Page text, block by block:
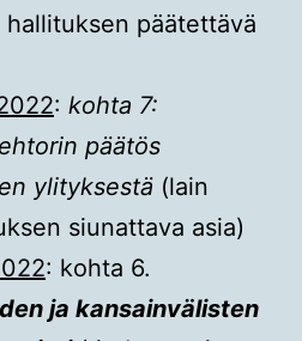
hallituksen päätettävä
: kohta 7:
päätös
ylityksestä (lain
siunattava asia)
: kohta 6.
ja kansainvälisten